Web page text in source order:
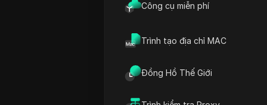
Công cụ miễn phí
Trình tạo địa chỉ MAC
Đồng Hồ Thế Giới
Jessica Wardell
Vào ngày 27 tháng 5 năm
cấp dữ liệu Instagram của
không tải được, câu